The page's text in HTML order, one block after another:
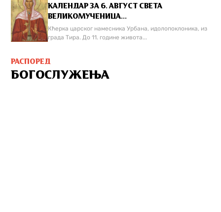
КАЛЕНДАР ЗА 6. АВГУСТ СВЕТА
ВЕЛИКОМУЧЕНИЦА...
Кћерка царског намесника Урбана, идолопоклоника, из
града Тира. До 11. године живота...
РАСПОРЕД
БОГОСЛУЖЕЊА